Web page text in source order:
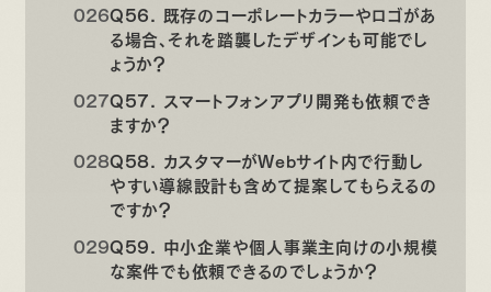
Q56. 既存のコーポレートカラーやロゴがあ
る場合、それを踏襲したデザインも可能でし
ょうか？
Q57. スマートフォンアプリ開発も依頼でき
ますか？
Q58. カスタマーがWebサイト内で行動し
やすい導線設計も含めて提案してもらえるの
ですか？
Q59. 中小企業や個人事業主向けの小規模
な案件でも依頼できるのでしょうか？